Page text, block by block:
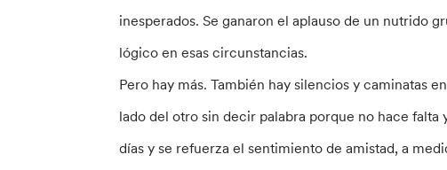
inesperados. Se ganaron el aplauso de un nutrido
lógico en esas circunstancias.
Pero hay más. También hay silencios y caminatas
lado del otro sin decir palabra porque no hace
días y se refuerza el sentimiento de amistad, a